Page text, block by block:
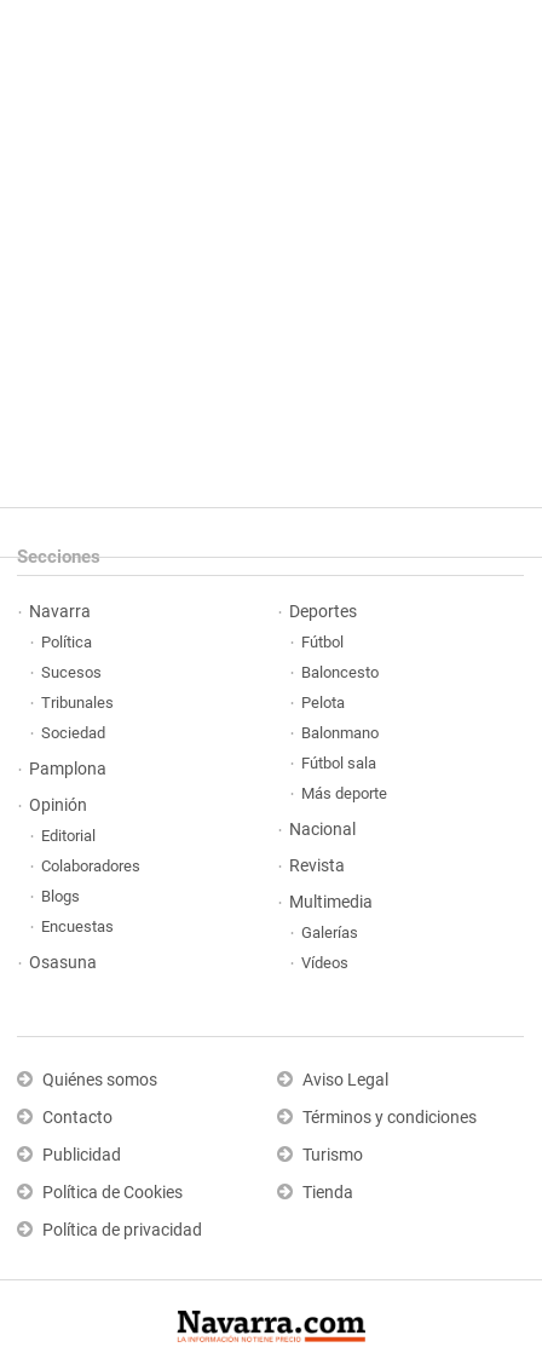
Secciones
Navarra
Política
Sucesos
Tribunales
Sociedad
Pamplona
Opinión
Editorial
Colaboradores
Blogs
Encuestas
Osasuna
Deportes
Fútbol
Baloncesto
Pelota
Balonmano
Fútbol sala
Más deporte
Nacional
Revista
Multimedia
Galerías
Vídeos
Quiénes somos
Contacto
Publicidad
Política de Cookies
Política de privacidad
Aviso Legal
Términos y condiciones
Turismo
Tienda